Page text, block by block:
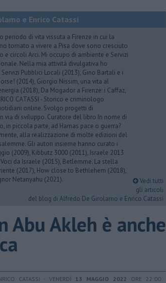
e Enrico Catassi
periodo di vita vissuta a Firenze in cui la
tornato a vivere a Pisa dove sono cresciuto
e circoli Arci. Mi occupo di ambiente e Servizi
Nella mia attività divulgativa ho
Pubblici Locali (2013), Gino Bartali e i
(2014), Giorgio Nissim, una vita al
(2018), Da Mogador a Firenze: i Caffaz,
CATASSI - Storico e criminologo
online. Svolgo progetti di
via di sviluppo. Curatore del libro In nome di
in piccola parte, ad Hamas pace o guerra?
alla realizzazione di molte edizioni del
Gli autori insieme hanno curato i
(2009), Kibbutz 3000 (2011), Israele 2013
da Israele (2015), Betlemme. La stella
(2017), How close to Bethlehem (2018),
Netanyahu (2021).
Vedi tutti
gli articoli
del blog di Alfredo De Girolamo e Enrico Catassi
Abu Akleh è anche
CATASSI - VENERDÌ 13 MAGGIO 2022 ORE 22:00